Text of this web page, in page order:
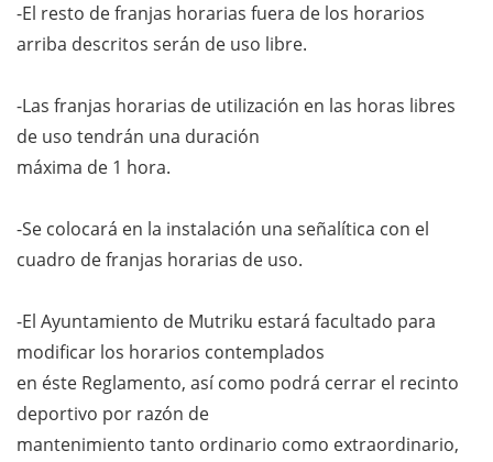
-El resto de franjas horarias fuera de los horarios
arriba descritos serán de uso libre.
-Las franjas horarias de utilización en las horas libres
de uso tendrán una duración
máxima de 1 hora.
-Se colocará en la instalación una señalítica con el
cuadro de franjas horarias de uso.
-El Ayuntamiento de Mutriku estará facultado para
modificar los horarios contemplados
en éste Reglamento, así como podrá cerrar el recinto
deportivo por razón de
mantenimiento tanto ordinario como extraordinario,